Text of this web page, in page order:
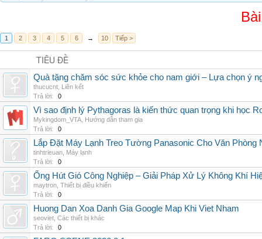
1 2 3 4 5 6 → 10 Tiếp >
TIÊU ĐỀ
Quà tặng chăm sóc sức khỏe cho nam giới – Lựa chọn ý
thucucnt Liên kết
Trả lời:
0
Vì sao định lý Pythagoras là kiến thức quan trọng khi học
Mykingdom_VTA Hướng dẫn tham gia
Trả lời:
0
Lắp Đặt Máy Lạnh Treo Tường Panasonic Cho Văn Phòng
tinhtrieuan Máy lạnh
Trả lời:
0
Ống Hút Gió Công Nghiệp – Giải Pháp Xử Lý Không Khí
maytron Thiết bị điều khiển
Trả lời:
0
Huong Dan Xoa Danh Gia Google Map Khi Viet Nham
seoviet Các thiết bị khác
Trả lời:
0